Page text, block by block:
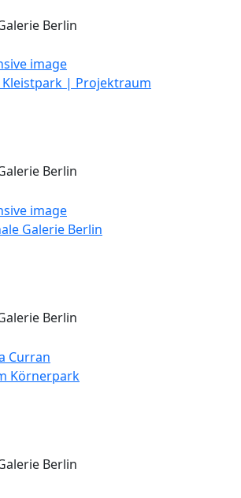
Berlin
Kleistpark | Projektraum
Berlin
Galerie Berlin
Berlin
Körnerpark
Berlin